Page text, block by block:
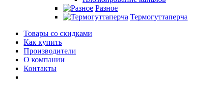
Разное
Термогуттаперча
Товары со скидками
Как купить
Производители
О компании
Контакты